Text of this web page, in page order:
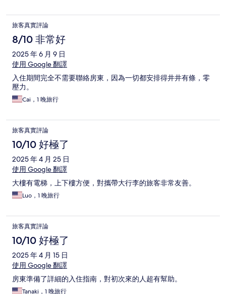
旅客真實評論
8/10 非常好
2025 年 6 月 9 日
使用 Google 翻譯
入住期間完全不需要聯絡房東，因為一切都安排得井井有條，零
壓力。
Cai，1 晚旅行
旅客真實評論
10/10 好極了
2025 年 4 月 25 日
使用 Google 翻譯
大樓有電梯，上下樓方便，對攜帶大行李的旅客非常友善。
Luo，1 晚旅行
旅客真實評論
10/10 好極了
2025 年 4 月 15 日
使用 Google 翻譯
房東準備了詳細的入住指南，對初次來的人超有幫助。
Tanaki，1 晚旅行